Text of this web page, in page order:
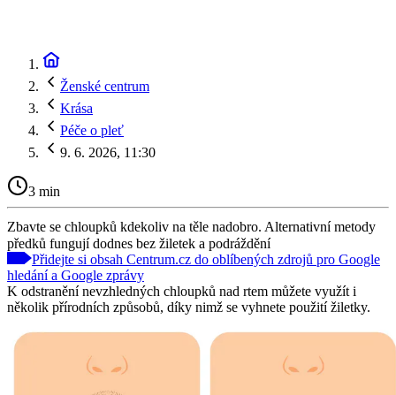
Ženské centrum
Krása
Péče o pleť
9. 6. 2026, 11:30
3 min
Zbavte se chloupků kdekoliv na těle nadobro. Alternativní metody
předků fungují dodnes bez žiletek a podráždění
Přidejte si obsah Centrum.cz do oblíbených zdrojů pro Google
hledání a Google zprávy
K odstranění nevzhledných chloupků nad rtem můžete využít i
několik přírodních způsobů, díky nimž se vyhnete použití žiletky.